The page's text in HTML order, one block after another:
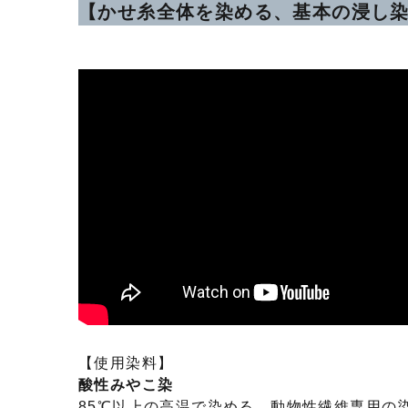
【かせ糸全体を染める、基本の浸し染
【使用染料】
酸性みやこ染